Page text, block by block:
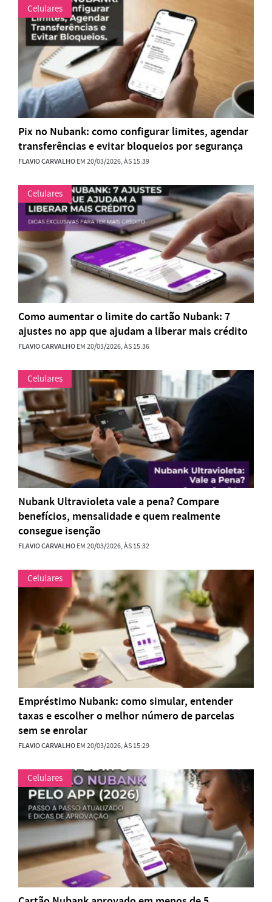
Celulares
Pix no Nubank: como configurar limites, agendar
transferências e evitar bloqueios por segurança
FLAVIO CARVALHOEM 20/03/2026, ÀS 15:39
Celulares
Como aumentar o limite do cartão Nubank: 7
ajustes no app que ajudam a liberar mais crédito
FLAVIO CARVALHOEM 20/03/2026, ÀS 15:36
Celulares
Nubank Ultravioleta vale a pena? Compare
benefícios, mensalidade e quem realmente
consegue isenção
FLAVIO CARVALHOEM 20/03/2026, ÀS 15:32
Celulares
Empréstimo Nubank: como simular, entender
taxas e escolher o melhor número de parcelas
sem se enrolar
FLAVIO CARVALHOEM 20/03/2026, ÀS 15:29
Celulares